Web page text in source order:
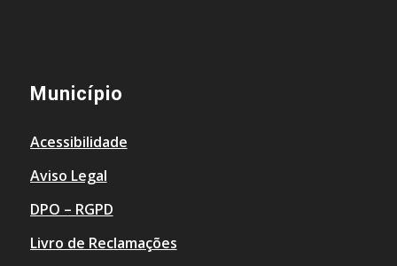
Município
Acessibilidade
Aviso Legal
DPO – RGPD
Livro de Reclamações